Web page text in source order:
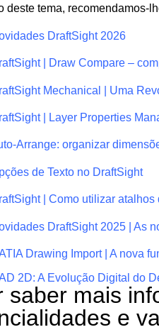
deste tema, recomendamos-
DraftSight 2026
| Draw Compare –
Mechanical | Uma
| Layer Properties
Arrange: organizar
de Texto no DraftSight
| Como utilizar
DraftSight 2025 | As
Drawing Import | A nova
2D: A Evolução Digital do
saber mais
e